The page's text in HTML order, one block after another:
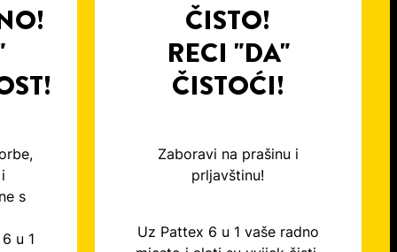
s
u 1
ČISTO!
RECI "DA"
ČISTOĆI!
Zaboravi na prašinu i
prljavštinu!
Uz Pattex 6 u 1 vaše radno